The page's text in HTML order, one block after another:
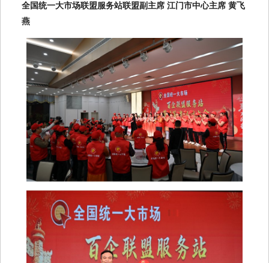
全国统一大市场联盟服务站联盟副主席 江门市中心主席 黄飞
燕